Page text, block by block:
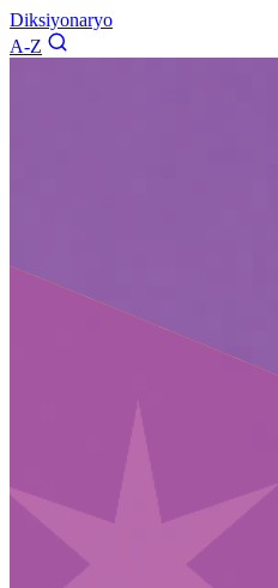
Diksiyonaryo
A-Z